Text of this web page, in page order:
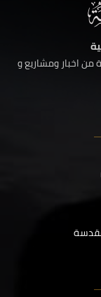
اخبار ومشاريع و